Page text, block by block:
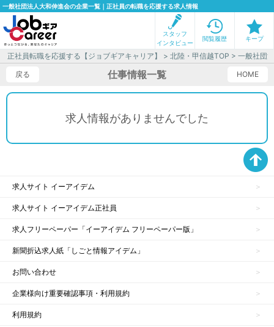
一般社団法人大和伸進会の企業一覧｜正社員の転職を応援する求人情報
スタッフ
インタビュー
閲覧履歴 キープ
正社員転職を応援する【ジョブギアキャリア】 >北陸・甲信越TOP > 一般社団
戻る
HOME
仕事情報一覧
求人情報がありませんでした
求人サイト イーアイデム
求人サイト イーアイデム正社員
求人フリーペーパー「イーアイデム フリーペーパー版」
新聞折込求人紙「しごと情報アイデム」
お問い合わせ
企業様向け重要確認事項・利用規約
利用規約